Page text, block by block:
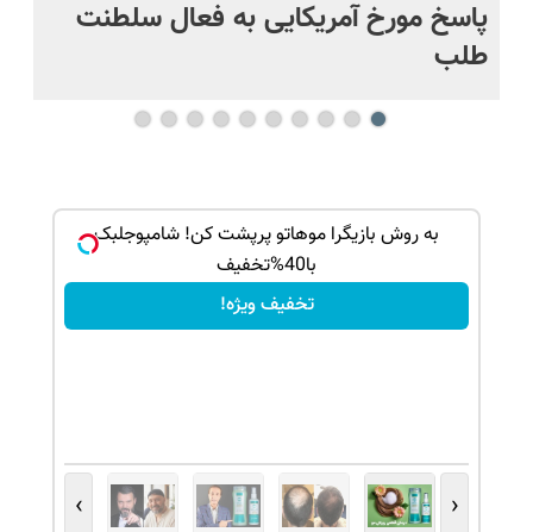
پاسخ مورخ آمریکایی به فعال سلطنت
طلب
به روش بازیگرا موهاتو پرپشت کن! شامپوجلبک
با40%تخفیف
تخفیف ویژه!
‹
›